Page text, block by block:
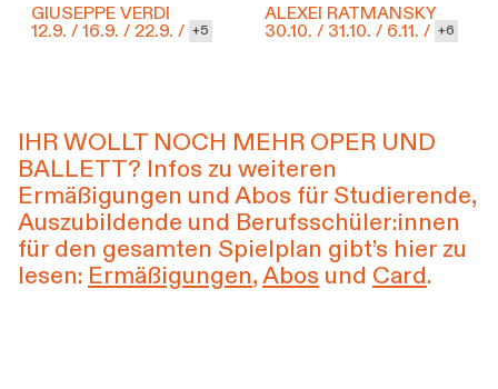
GIUSEPPE VERDI
12.9. / 16.9. / 22.9. / 5
ALEXEI RATMANSKY
30.10. / 31.10. / 6.11. / 6
IHR WOLLT NOCH MEHR OPER UND
BALLETT? Infos zu weiteren
Ermäßigungen und Abos für Studierende,
Auszubildende und Berufsschüler:innen
für den gesamten Spielplan gibt’s hier zu
lesen: Ermäßigungen,Abos und Card.